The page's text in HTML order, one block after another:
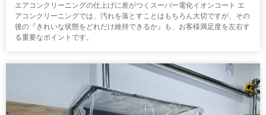
エアコンクリーニングの仕上げに差がつくスーパー電化イオンコート エ
アコンクリーニングでは、汚れを落とすことはもちろん大切ですが、その
後の『きれいな状態をどれだけ維持できるか』も、お客様満足度を左右す
る重要なポイントです。